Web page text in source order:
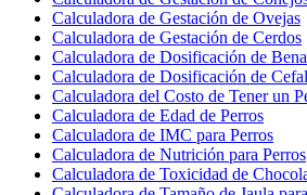
Calculadora de Gestación de Ovejas
Calculadora de Gestación de Cerdos
Calculadora de Dosificación de
Calculadora de Dosificación de
Calculadora del Costo de Tener un
Calculadora de Edad de Perros
Calculadora de IMC para Perros
Calculadora de Nutrición para Perros
Calculadora de Toxicidad de